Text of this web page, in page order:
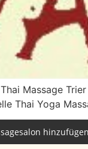
Thai Massage
Thai Yoga
hinzufügen